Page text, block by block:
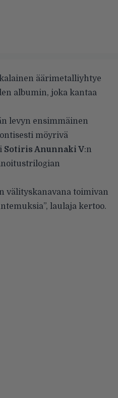
äärimetalliyhtye
albumin, joka kantaa
levyn ensimmäinen
möyrivä
Sotiris Anunnaki V:n
välityskanavana toimivan
laulaja kertoo.